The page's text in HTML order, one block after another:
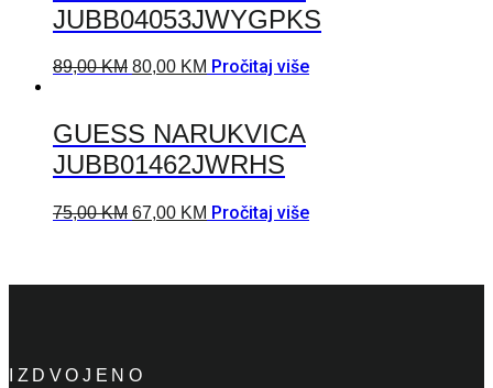
JUBB04053JWYGPKS
89,00KM 80,00 KM Pročitaj više
GUESS NARUKVICA
JUBB01462JWRHS
75,00KM 67,00 KM Pročitaj više
IZDVOJENO